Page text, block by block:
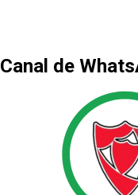
Canal de